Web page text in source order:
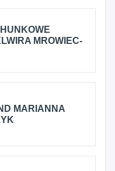
MROWIEC-
MARIANNA